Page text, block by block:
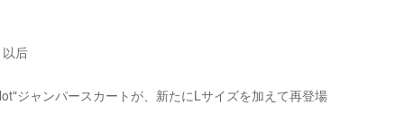
后
ジャンパースカートが、新たにLサイズを加えて再登場